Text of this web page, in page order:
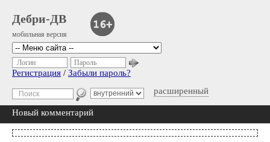
Дебри-ДВ
мобильная версия
расширенный
Логин Пароль
Регистрация / Забыли пароль?
Новый комментарий